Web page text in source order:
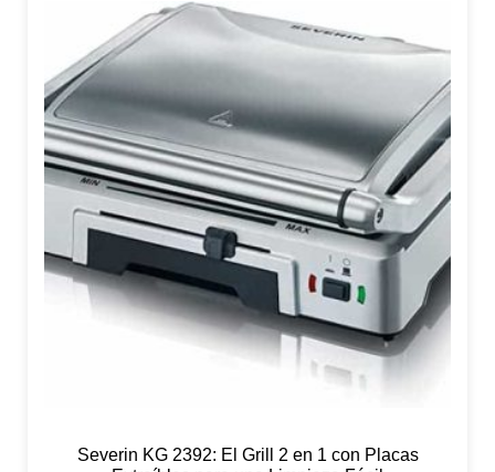
Severin KG 2392: El Grill 2 en 1 con Placas